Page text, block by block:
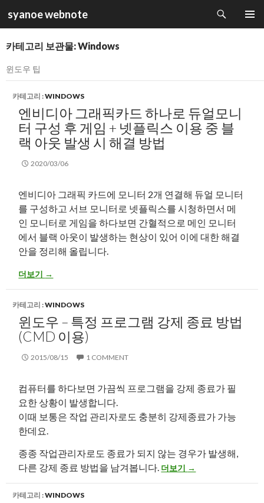
syanoe webnote
색
츠
건
뛰
카테고리 보관물: Windows
윈도우 팁
카테고리 :WINDOWS
엔비디아 그래픽카드 하나로 듀얼모니
터 구성 후 게임 + 넷플릭스 이용 중 블
랙 아웃 발생 시 해결 방법
2020/03/06
엔비디아 그래픽 카드에 모니터 2개 연결해 듀얼 모니터
를 구성하고 서브 모니터로 넷플릭스를 시청하면서 메
인 모니터로 게임을 하다보면 간혈적으로 메인 모니터
에서 블랙 아웃이 발생하는 현상이 있어 이에 대한 해결
안을 정리해 올립니다.
엔비디아 그래픽카드 하나로 듀얼모니터 구성 후 게임 + 넷플릭스
더보기 →
카테고리 :WINDOWS
윈도우 – 특정 프로그램 강제 종료 방법
(CMD 이용)
2015/08/15 1 COMMENT
컴퓨터를 하다보면 가끔씩 프로그램을 강제 종료가 필
요한 상황이 발생합니다.
이때 보통은 작업 관리자로도 충분히 강제종료가 가능
한데요.
종종 작업관리자로도 종료가 되지 않는 경우가 발생해,
다른 강제 종료 방법을 남겨봅니다. 윈도우 – 특정 프로그램 강
더보기 →
카테고리 :WINDOWS